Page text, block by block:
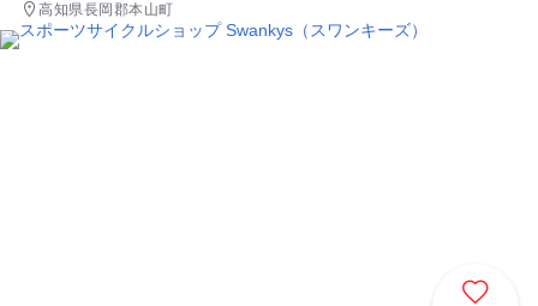
高知県長岡郡本山町